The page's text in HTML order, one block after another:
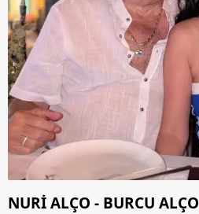
NURİ ALÇO - BURCU ALÇO